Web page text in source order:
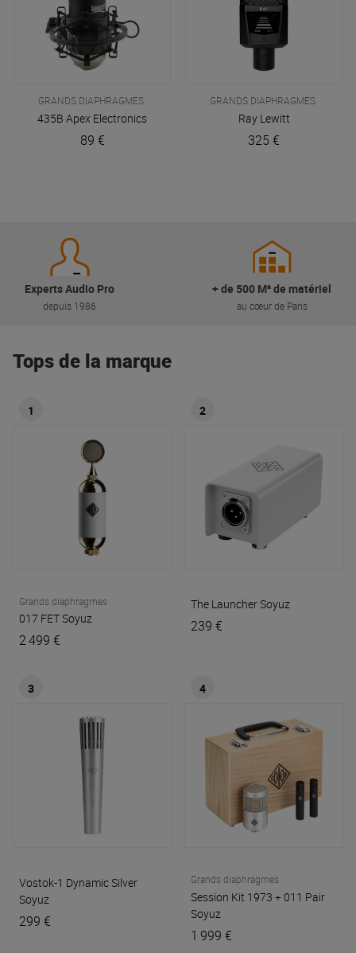
GRANDS DIAPHRAGMES
435B Apex Electronics
89 €
GRANDS DIAPHRAGMES
Ray Lewitt
325 €
Experts Audio Pro
depuis 1986
+ de 500 M² de matériel
au cœur de Paris
Tops de la marque
1
Grands diaphragmes
017 FETSoyuz
2 499 €
2
The LauncherSoyuz
239 €
3
Vostok-1 Dynamic Silver
Soyuz
299 €
4
Grands diaphragmes
Session Kit 1973 + 011 Pair
Soyuz
1 999 €